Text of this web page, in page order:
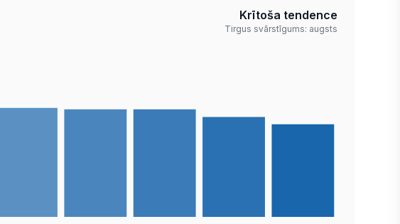
Krītoša tendence
Tirgus svārstīgums: augsts